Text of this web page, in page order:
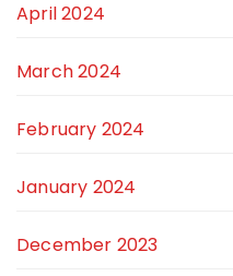
April 2024
March 2024
February 2024
January 2024
December 2023